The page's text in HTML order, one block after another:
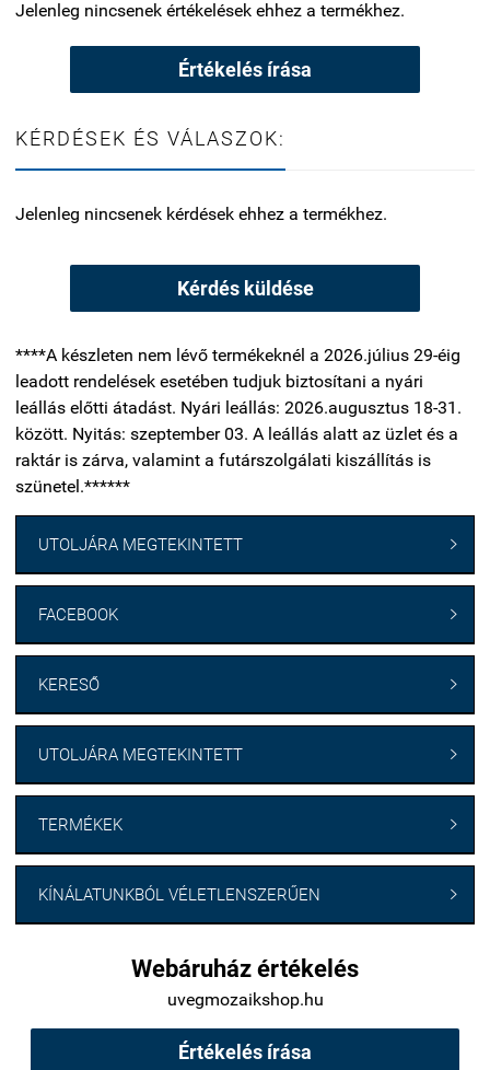
Jelenleg nincsenek értékelések ehhez a termékhez.
Értékelés írása
KÉRDÉSEK ÉS VÁLASZOK:
Jelenleg nincsenek kérdések ehhez a termékhez.
Kérdés küldése
****A készleten nem lévő termékeknél a 2026.július 29-éig
leadott rendelések esetében tudjuk biztosítani a nyári
leállás előtti átadást. Nyári leállás: 2026.augusztus 18-31.
között. Nyitás: szeptember 03. A leállás alatt az üzlet és a
raktár is zárva, valamint a futárszolgálati kiszállítás is
szünetel.******
UTOLJÁRA MEGTEKINTETT 
FACEBOOK 
KERESŐ 
UTOLJÁRA MEGTEKINTETT 
TERMÉKEK 
KÍNÁLATUNKBÓL VÉLETLENSZERŰEN 
Webáruház értékelés
uvegmozaikshop.hu
Értékelés írása